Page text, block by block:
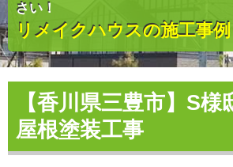
さい！
リメイクハウスの施工事例
【香川県三豊市】S
屋根塗装工事